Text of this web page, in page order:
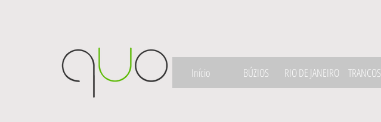
Início BÚZIOS RIO DE JANEIRO